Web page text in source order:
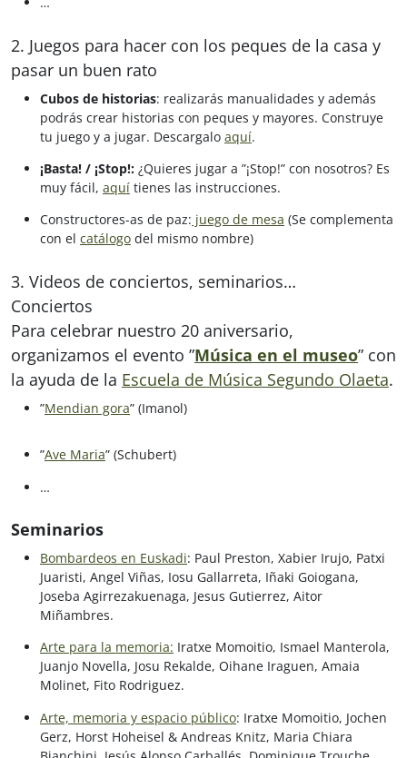
2. Juegos para hacer con los peques de la casa y
pasar un buen rato
Cubos de historias: realizarás manualidades y además
podrás crear historias con peques y mayores. Construye
tu juego y a jugar. Descargalo aquí.
¡Basta! / ¡Stop!: ¿Quieres jugar a ”¡Stop!” con nosotros? Es
muy fácil, aquí tienes las instrucciones.
Constructores-as de paz: juego de mesa (Se complementa
con el catálogo del mismo nombre)
3. Videos de conciertos, seminarios…
Conciertos
Para celebrar nuestro 20 aniversario,
organizamos el evento ”Música en el museo” con
la ayuda de la Escuela de Música Segundo Olaeta.
”Mendian gora” (Imanol)
”Ave Maria” (Schubert)
…
Seminarios
Bombardeos en Euskadi: Paul Preston, Xabier Irujo, Patxi
Juaristi, Angel Viñas, Iosu Gallarreta, Iñaki Goiogana,
Joseba Agirrezakuenaga, Jesus Gutierrez, Aitor
Miñambres.
Arte para la memoria: Iratxe Momoitio, Ismael Manterola,
Juanjo Novella, Josu Rekalde, Oihane Iraguen, Amaia
Molinet, Fito Rodriguez.
Arte, memoria y espacio público: Iratxe Momoitio, Jochen
Gerz, Horst Hoheisel & Andreas Knitz, Maria Chiara